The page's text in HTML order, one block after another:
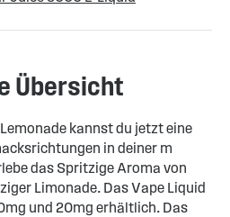
Übersicht
kannst du jetzt eine
in deiner m
das Spritzige Aroma von
Limonade. Das Vape Liquid
und 20mg erhältlich. Das